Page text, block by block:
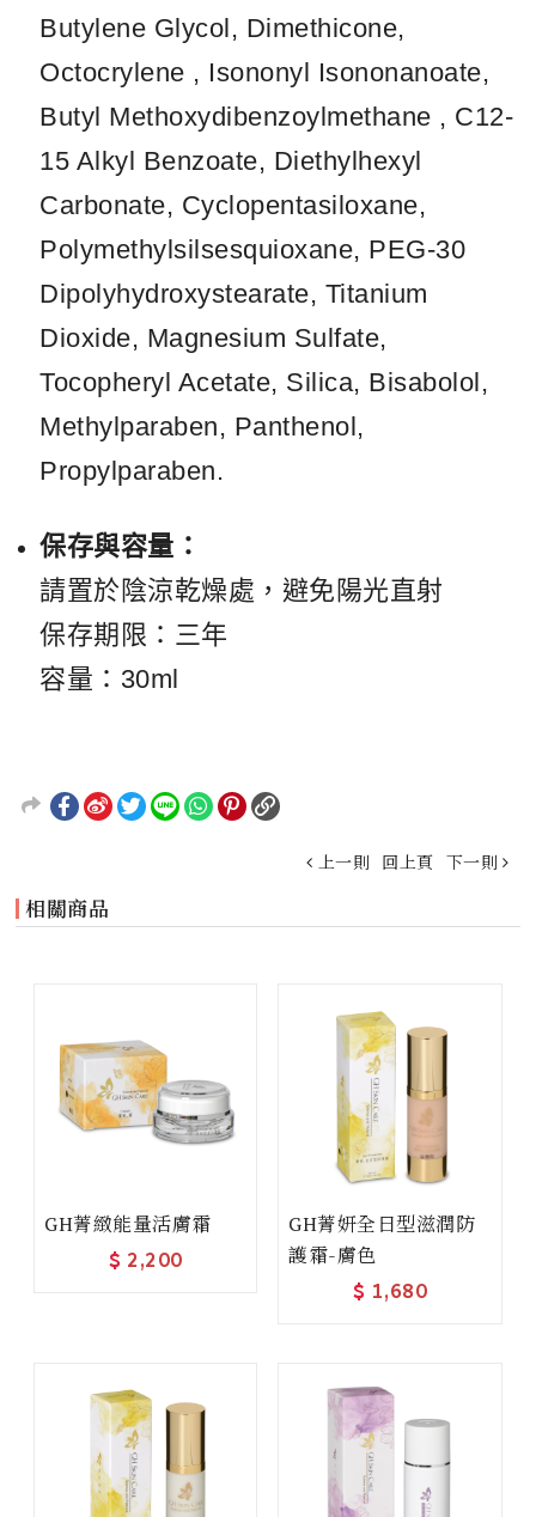
Butylene Glycol, Dimethicone,
Octocrylene , Isononyl Isononanoate,
Butyl Methoxydibenzoylmethane , C12-
15 Alkyl Benzoate, Diethylhexyl
Carbonate, Cyclopentasiloxane,
Polymethylsilsesquioxane, PEG-30
Dipolyhydroxystearate, Titanium
Dioxide, Magnesium Sulfate,
Tocopheryl Acetate, Silica, Bisabolol,
Methylparaben, Panthenol,
Propylparaben.
保存與容量：
請置於陰涼乾燥處，避免陽光直射
保存期限：三年
容量：30ml
上一則 回上頁 下一則
相關商品
GH菁緻能量活膚霜
$ 2,200
GH菁妍全日型滋潤防
護霜-膚色
$ 1,680